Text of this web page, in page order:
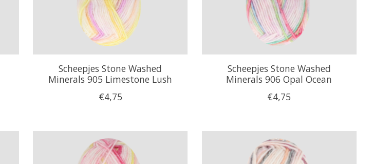
Scheepjes Stone Washed
Minerals 905 Limestone Lush
€4,75
Scheepjes Stone Washed
Minerals 906 Opal Ocean
€4,75